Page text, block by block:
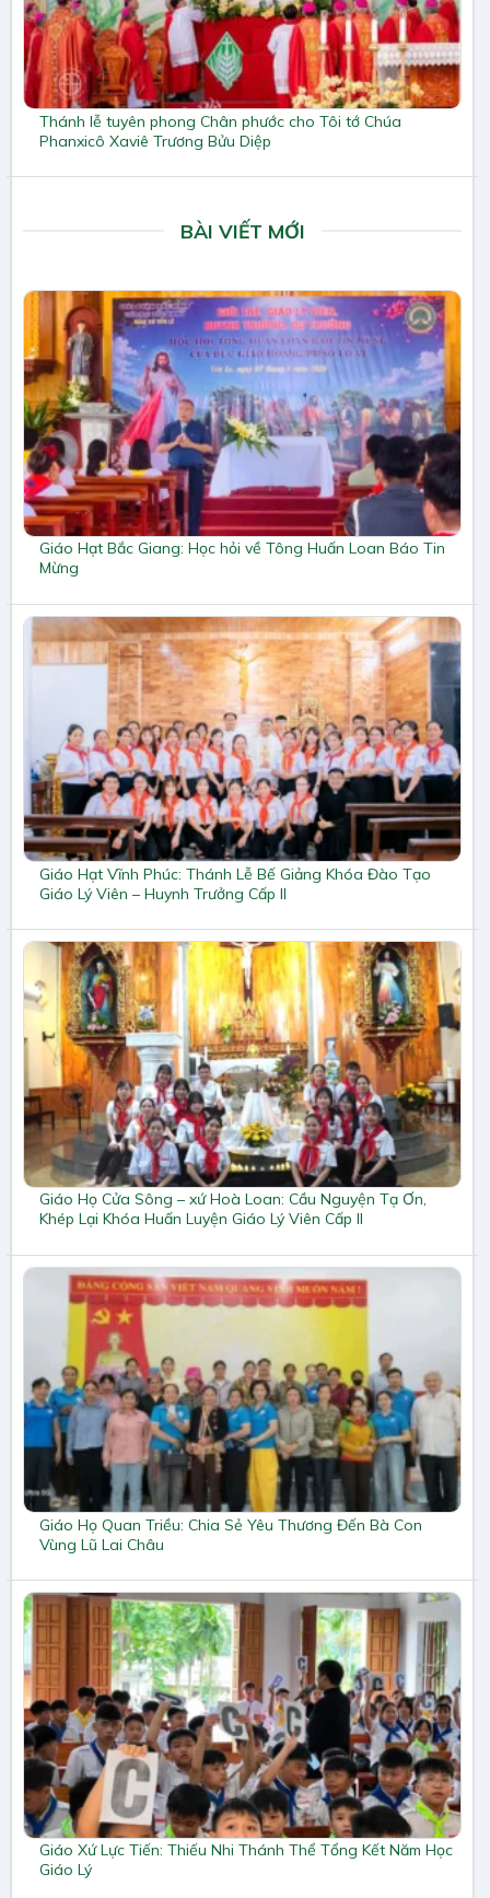
Thánh lễ tuyên phong Chân phước cho Tôi tớ Chúa
Phanxicô Xaviê Trương Bửu Diệp
BÀI VIẾT MỚI
Giáo Hạt Bắc Giang: Học hỏi về Tông Huấn Loan Báo Tin
Mừng
Giáo Hạt Vĩnh Phúc: Thánh Lễ Bế Giảng Khóa Đào Tạo
Giáo Lý Viên – Huynh Trưởng Cấp II
Giáo Họ Cửa Sông – xứ Hoà Loan: Cầu Nguyện Tạ Ơn,
Khép Lại Khóa Huấn Luyện Giáo Lý Viên Cấp II
Giáo Họ Quan Triều: Chia Sẻ Yêu Thương Đến Bà Con
Vùng Lũ Lai Châu
Giáo Xứ Lực Tiến: Thiếu Nhi Thánh Thể Tổng Kết Năm Học
Giáo Lý